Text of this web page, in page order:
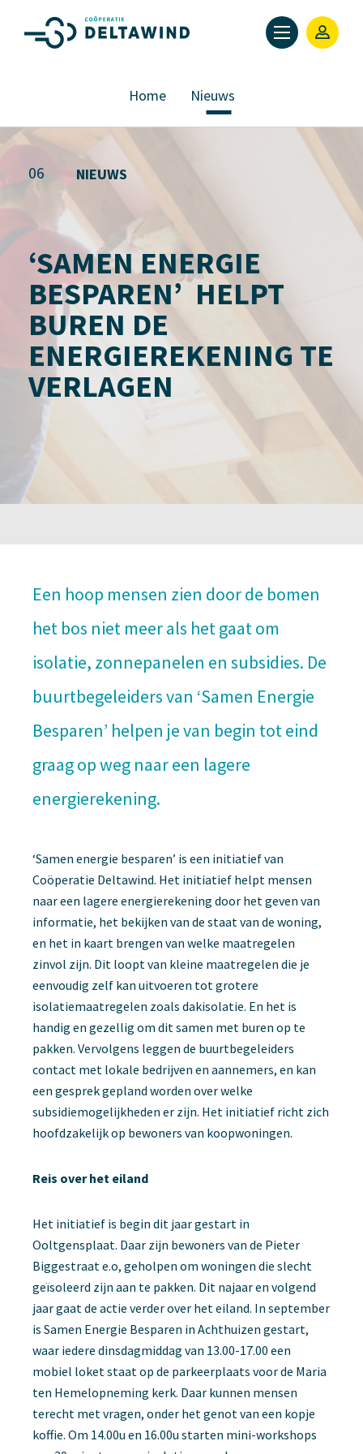
Home Nieuws
06 NIEUWS
‘SAMEN ENERGIE
BESPAREN’ HELPT
BUREN DE
ENERGIEREKENING TE
VERLAGEN
Een hoop mensen zien door de bomen
het bos niet meer als het gaat om
isolatie, zonnepanelen en subsidies. De
buurtbegeleiders van ‘Samen Energie
Besparen’ helpen je van begin tot eind
graag op weg naar een lagere
energierekening.
‘Samen energie besparen’ is een initiatief van
Coöperatie Deltawind. Het initiatief helpt mensen
naar een lagere energierekening door het geven van
informatie, het bekijken van de staat van de woning,
en het in kaart brengen van welke maatregelen
zinvol zijn. Dit loopt van kleine maatregelen die je
eenvoudig zelf kan uitvoeren tot grotere
isolatiemaatregelen zoals dakisolatie. En het is
handig en gezellig om dit samen met buren op te
pakken. Vervolgens leggen de buurtbegeleiders
contact met lokale bedrijven en aannemers, en kan
een gesprek gepland worden over welke
subsidiemogelijkheden er zijn. Het initiatief richt zich
hoofdzakelijk op bewoners van koopwoningen.
Reis over het eiland
Het initiatief is begin dit jaar gestart in
Ooltgensplaat. Daar zijn bewoners van de Pieter
Biggestraat e.o, geholpen om woningen die slecht
geïsoleerd zijn aan te pakken. Dit najaar en volgend
jaar gaat de actie verder over het eiland. In september
is Samen Energie Besparen in Achthuizen gestart,
waar iedere dinsdagmiddag van 13.00-17.00 een
mobiel loket staat op de parkeerplaats voor de Maria
ten Hemelopneming kerk. Daar kunnen mensen
terecht met vragen, onder het genot van een kopje
koffie. Om 14.00u en 16.00u starten mini-workshops